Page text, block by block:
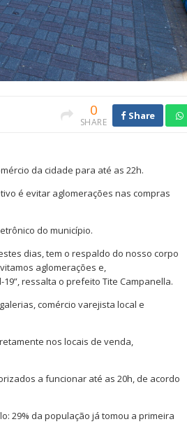
0
SHARE
Share
da cidade para até as 22h.
é evitar aglomerações nas compras
do município.
dias, tem o respaldo do nosso corpo
aglomerações e,
ressalta o prefeito Tite Campanella.
comércio varejista local e
nos locais de venda,
a funcionar até as 20h, de acordo
29% da população já tomou a primeira